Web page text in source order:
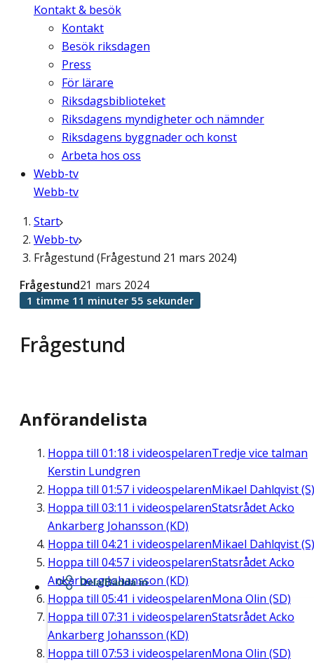
Kontakt & besök
Kontakt
Besök riksdagen
Press
För lärare
Riksdagsbiblioteket
Riksdagens myndigheter och nämnder
Riksdagens byggnader och konst
Arbeta hos oss
Webb-tv
Webb-tv
Start
Webb-tv
Frågestund (Frågestund 21 mars 2024)
Frågestund
Frågestund21 mars 2024
1 timme 11 minuter 55 sekunder
Anförandelista
Hoppa till 01:18 i videospelarenTredje vice talman
Kerstin Lundgren
Hoppa till 01:57 i videospelarenMikael Dahlqvist (S)
Hoppa till 03:11 i videospelarenStatsrådet Acko
Ankarberg Johansson (KD)
Hoppa till 04:21 i videospelarenMikael Dahlqvist (S)
Hoppa till 04:57 i videospelarenStatsrådet Acko
Ankarberg Johansson (KD)
Hoppa till 05:41 i videospelarenMona Olin (SD)
Hoppa till 07:31 i videospelarenStatsrådet Acko
Ankarberg Johansson (KD)
Hoppa till 07:53 i videospelarenMona Olin (SD)
Dela/Bädda in